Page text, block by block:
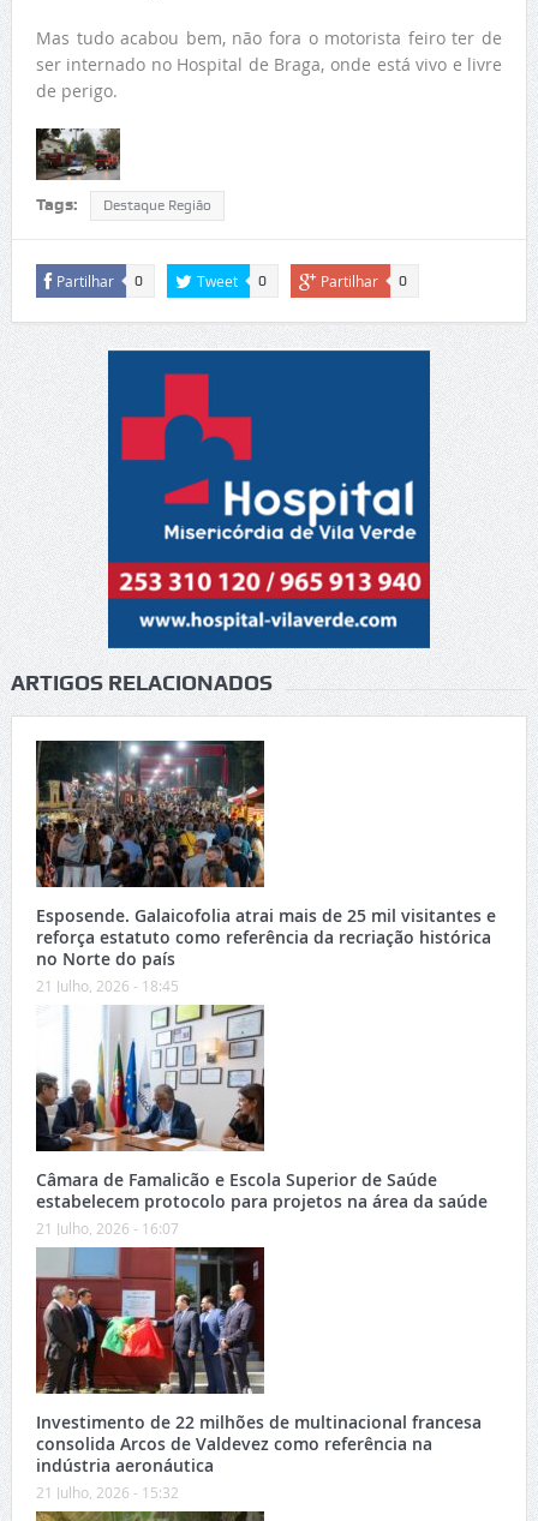
Mas tudo acabou bem, não fora o motorista feiro ter de
ser internado no Hospital de Braga, onde está vivo e livre
de perigo.
Tags: Destaque Região
Partilhar 0 Tweet 0 Partilhar 0
ARTIGOS RELACIONADOS
Esposende. Galaicofolia atrai mais de 25 mil visitantes e
reforça estatuto como referência da recriação histórica
no Norte do país
21 Julho, 2026 - 18:45
Câmara de Famalicão e Escola Superior de Saúde
estabelecem protocolo para projetos na área da saúde
21 Julho, 2026 - 16:07
Investimento de 22 milhões de multinacional francesa
consolida Arcos de Valdevez como referência na
indústria aeronáutica
21 Julho, 2026 - 15:32